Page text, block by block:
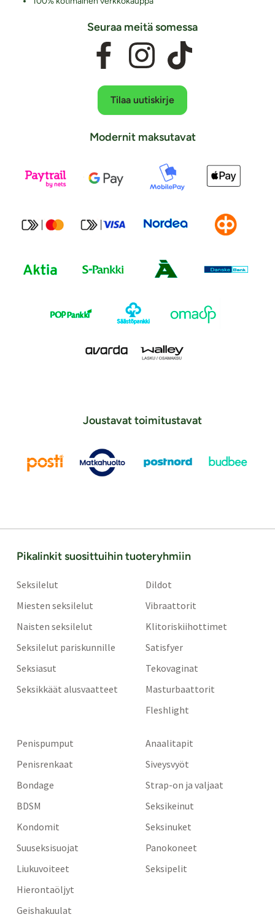
Seuraa meitä somessa
Tilaa uutiskirje
Modernit maksutavat
Joustavat toimitustavat
Pikalinkit suosittuihin tuoteryhmiin
Seksilelut
Miesten seksilelut
Naisten seksilelut
Seksilelut pariskunnille
Seksiasut
Seksikkäät alusvaatteet
Dildot
Vibraattorit
Klitoriskiihottimet
Satisfyer
Tekovaginat
Masturbaattorit
Fleshlight
Penispumput
Penisrenkaat
Bondage
BDSM
Kondomit
Suuseksisuojat
Liukuvoiteet
Hierontaöljyt
Geishakuulat
Anaalitapit
Siveysvyöt
Strap-on ja valjaat
Seksikeinut
Seksinuket
Panokoneet
Seksipelit